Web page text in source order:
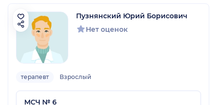
Пузнянский Юрий Борисович
Нет оценок
терапевт Взрослый
МСЧ № 6